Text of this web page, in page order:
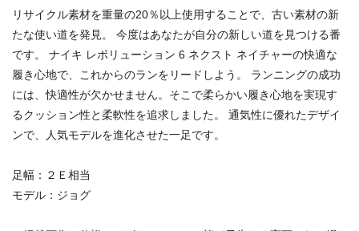
リサイクル素材を重量の20％以上使用することで、古い素材の新
たな使い道を発見。 今度はあなたが自分の新しい道を見つける番
です。 ナイキ レボリューション 6 ネクスト ネイチャーの快適な
履き心地で、これからのランをリードしよう。 ランニングの成功
には、快適性が欠かせません。そこで柔らかい履き心地を実現す
るクッション性と柔軟性を追求しました。 通気性に優れたデザイ
ンで、人気モデルを進化させた一足です。
足幅：２Ｅ相当
モデル：ジョグ